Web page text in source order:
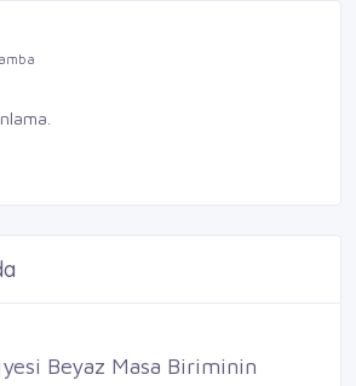
Beyaz Masa Biriminin